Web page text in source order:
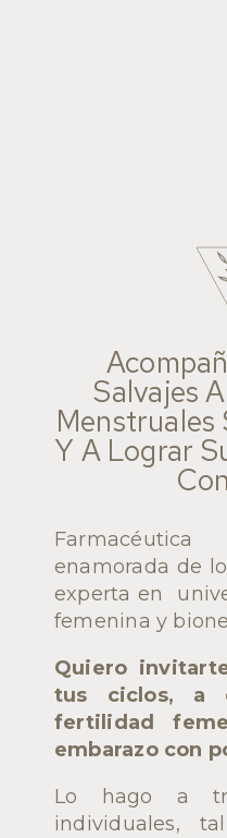
Salvajes
Menstruales
Y A Lograr
enamorada de
experta en
femenina y
Quiero
tus ciclos, a
fertilidad
embarazo con
Lo hago a
individuales,